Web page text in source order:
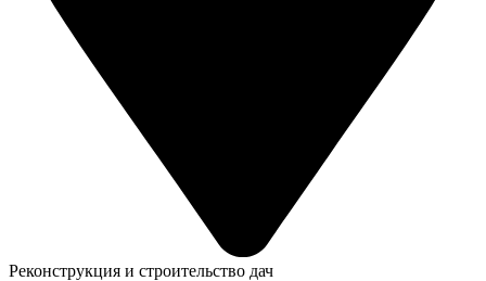
Реконструкция и строительство дач